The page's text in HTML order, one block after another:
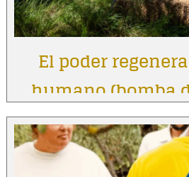
El poder
humano (bomba